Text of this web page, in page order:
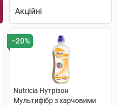
−20%
Nutricia Нутрізон
Мультифібр з харчовими